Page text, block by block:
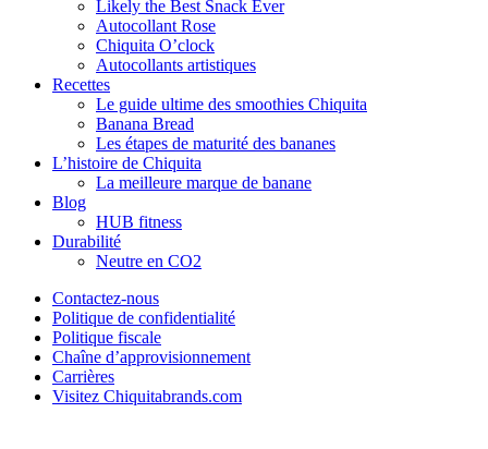
Likely the Best Snack Ever
Autocollant Rose
Chiquita O’clock
Autocollants artistiques
Recettes
Le guide ultime des smoothies Chiquita
Banana Bread
Les étapes de maturité des bananes
L’histoire de Chiquita
La meilleure marque de banane
Blog
HUB fitness
Durabilité
Neutre en CO2
Contactez-nous
Politique de confidentialité
Politique fiscale
Chaîne d’approvisionnement
Carrières
Visitez Chiquitabrands.com